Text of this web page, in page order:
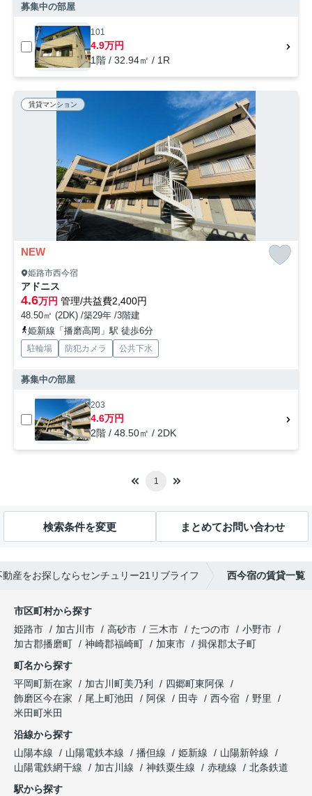
募集中の部屋
101
4.9万円
1階 / 32.94㎡ / 1R
賃貸マンション
NEW
姫路市西今宿
アドニス
4.6万円 管理/共益費2,400円
48.50㎡ (2DK) /築29年 /3階建
姫新線「播磨高岡」駅 徒歩6分
駐輪場 防犯カメラ 公共下水
募集中の部屋
203
4.6万円
2階 / 48.50㎡ / 2DK
1
検索条件を変更 まとめてお問い合わせ
動産をお探しならセンチュリー21リブライフ 西今宿の賃貸一覧
市区町村から探す
姫路市
加古川市 高砂市 三木市 たつの市
小野市
加古郡播磨町
神崎郡福崎町 加東市
揖保郡太子町
町名から探す
平岡町新在家
加古川町美乃利
四郷町東阿保
飾磨区今在家
尾上町池田 阿保 田寺 西今宿
野里
米田町米田
沿線から探す
山陽本線
山陽電鉄本線 播但線 姫新線
山陽新幹線
山陽電鉄網干線
加古川線 神鉄粟生線 赤穂線
北条鉄道
駅から探す